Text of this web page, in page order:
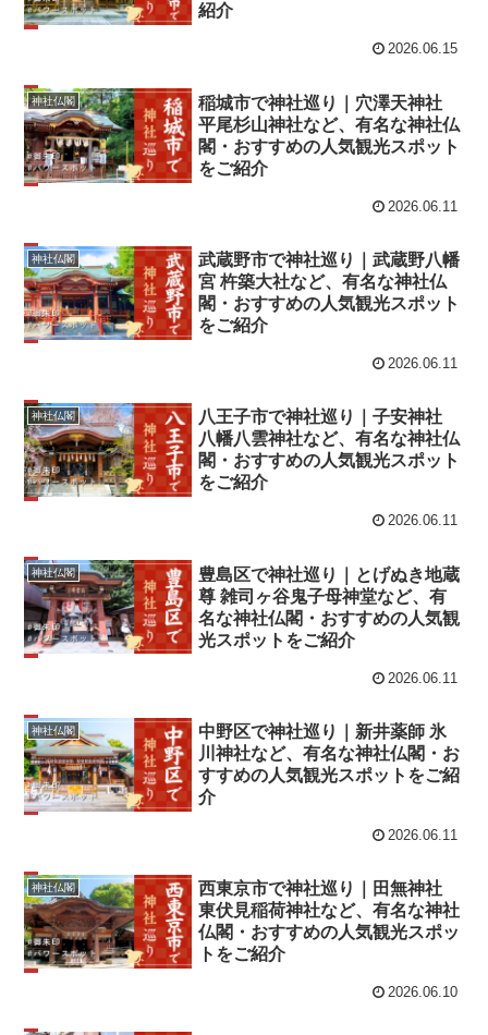
紹介
2026.06.15
神社仏閣
稲城市で神社巡り｜穴澤天神社
平尾杉山神社など、有名な神社仏
閣・おすすめの人気観光スポット
をご紹介
2026.06.11
神社仏閣
武蔵野市で神社巡り｜武蔵野八幡
宮 杵築大社など、有名な神社仏
閣・おすすめの人気観光スポット
をご紹介
2026.06.11
神社仏閣
八王子市で神社巡り｜子安神社
八幡八雲神社など、有名な神社仏
閣・おすすめの人気観光スポット
をご紹介
2026.06.11
神社仏閣
豊島区で神社巡り｜とげぬき地蔵
尊 雑司ヶ谷鬼子母神堂など、有
名な神社仏閣・おすすめの人気観
光スポットをご紹介
2026.06.11
神社仏閣
中野区で神社巡り｜新井薬師 氷
川神社など、有名な神社仏閣・お
すすめの人気観光スポットをご紹
介
2026.06.11
神社仏閣
西東京市で神社巡り｜田無神社
東伏見稲荷神社など、有名な神社
仏閣・おすすめの人気観光スポッ
トをご紹介
2026.06.10